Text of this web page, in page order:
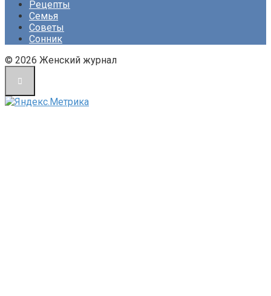
Рецепты
Семья
Советы
Сонник
© 2026 Женский журнал